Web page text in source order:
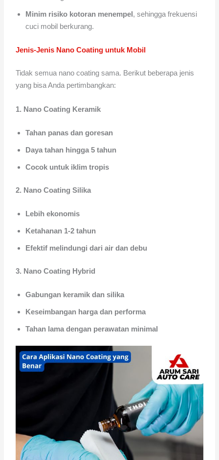
Minim risiko kotoran menempel, sehingga frekuensi
cuci mobil berkurang.
Jenis-Jenis Nano Coating untuk Mobil
Tidak semua nano coating sama. Berikut beberapa jenis
yang bisa Anda pertimbangkan:
1. Nano Coating Keramik
Tahan panas dan goresan
Daya tahan hingga 5 tahun
Cocok untuk iklim tropis
2. Nano Coating Silika
Lebih ekonomis
Ketahanan 1-2 tahun
Efektif melindungi dari air dan debu
3. Nano Coating Hybrid
Gabungan keramik dan silika
Keseimbangan harga dan performa
Tahan lama dengan perawatan minimal